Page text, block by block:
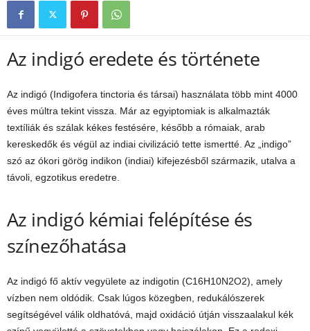
Az indigó eredete és története
Az indigó (Indigofera tinctoria és társai) használata több mint 4000
éves múltra tekint vissza. Már az egyiptomiak is alkalmazták
textíliák és szálak kékes festésére, később a rómaiak, arab
kereskedők és végül az indiai civilizáció tette ismertté. Az „indigo”
szó az ókori görög indikon (indiai) kifejezésből származik, utalva a
távoli, egzotikus eredetre.
Az indigó kémiai felépítése és
színezőhatása
Az indigó fő aktív vegyülete az indigotin (C16H10N2O2), amely
vízben nem oldódik. Csak lúgos közegben, redukálószerek
segítségével válik oldhatóvá, majd oxidáció útján visszaalakul kék